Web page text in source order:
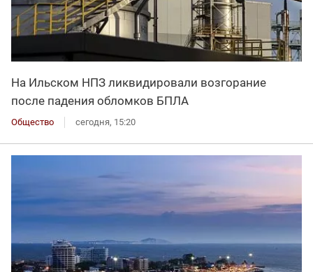
На Ильском НПЗ ликвидировали возгорание
после падения обломков БПЛА
Общество сегодня, 15:20